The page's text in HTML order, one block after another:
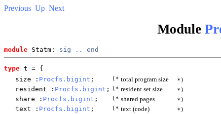
Previous Up Next
Module
module Statm: sig .. end
type t = {
size : Procfs.bigint ; (* total program size *)
resident : Procfs.bigint ; (* resident set size *)
share : Procfs.bigint ; (* shared pages *)
text : Procfs.bigint ; (* text (code) *)